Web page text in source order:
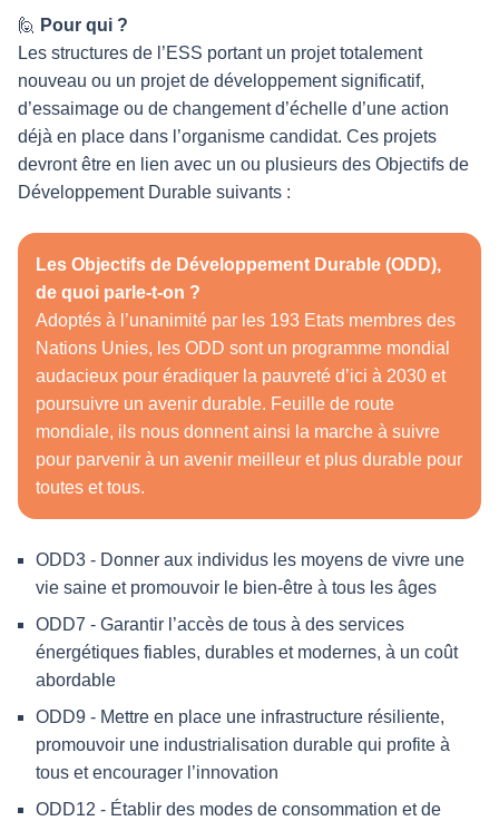
🙋 Pour qui ?
Les structures de l’ESS portant un projet totalement
nouveau ou un projet de développement significatif,
d’essaimage ou de changement d’échelle d’une action
déjà en place dans l’organisme candidat. Ces projets
devront être en lien avec un ou plusieurs des Objectifs de
Développement Durable suivants :
Les Objectifs de Développement Durable (ODD),
de quoi parle-t-on ?
Adoptés à l’unanimité par les 193 Etats membres des
Nations Unies, les ODD sont un programme mondial
audacieux pour éradiquer la pauvreté d’ici à 2030 et
poursuivre un avenir durable. Feuille de route
mondiale, ils nous donnent ainsi la marche à suivre
pour parvenir à un avenir meilleur et plus durable pour
toutes et tous.
ODD3 - Donner aux individus les moyens de vivre une
vie saine et promouvoir le bien-être à tous les âges
ODD7 - Garantir l’accès de tous à des services
énergétiques fiables, durables et modernes, à un coût
abordable
ODD9 - Mettre en place une infrastructure résiliente,
promouvoir une industrialisation durable qui profite à
tous et encourager l’innovation
ODD12 - Établir des modes de consommation et de